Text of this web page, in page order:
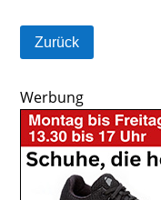
Zurück
Werbung